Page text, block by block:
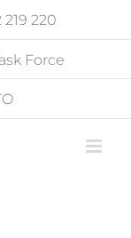
219 220
Force